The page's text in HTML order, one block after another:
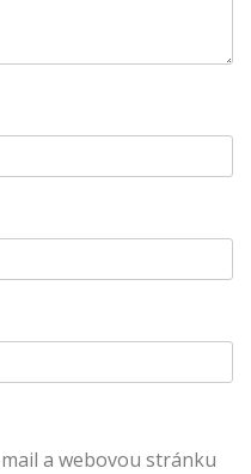
a webovou stránku